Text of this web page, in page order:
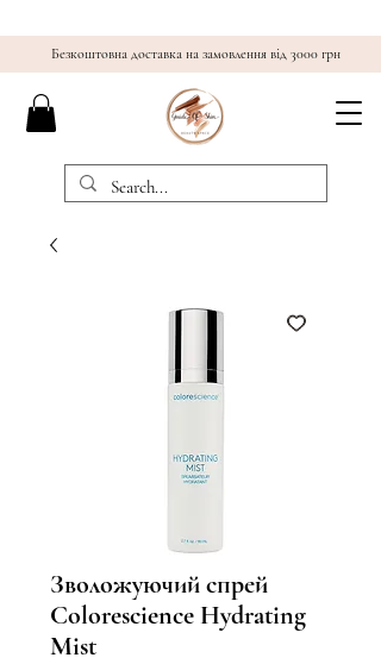
Безкоштовна доставка на замовлення від 3000 грн
Зволожуючий спрей
Colorescience Hydrating
Mist